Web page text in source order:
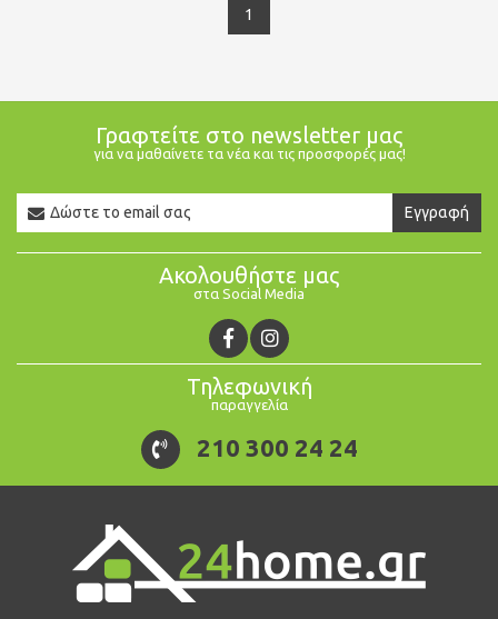
1
Γραφτείτε στο newsletter μας
για να μαθαίνετε τα νέα και τις προσφορές μας!
Newsletter
Email
Εγγραφή
Ακολουθήστε μας
στα Social Media
Τηλεφωνική
παραγγελία
210 300 24 24